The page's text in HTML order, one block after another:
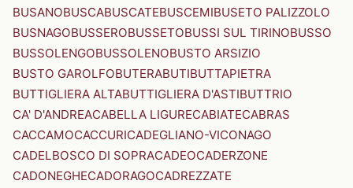
BUSANOBUSCABUSCATEBUSCEMIBUSETO PALIZZOLO
BUSNAGOBUSSEROBUSSETOBUSSI SUL TIRINOBUSSO
BUSSOLENGOBUSSOLENOBUSTO ARSIZIO
BUSTO GAROLFOBUTERABUTIBUTTAPIETRA
BUTTIGLIERA ALTABUTTIGLIERA D'ASTIBUTTRIO
CA' D'ANDREACABELLA LIGURECABIATECABRAS
CACCAMOCACCURICADEGLIANO-VICONAGO
CADELBOSCO DI SOPRACADEOCADERZONE
CADONEGHECADORAGOCADREZZATE